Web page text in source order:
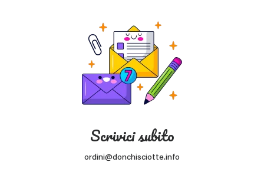
Scrivici subito
ordini@donchisciotte.info